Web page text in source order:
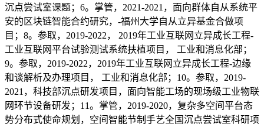
沉点尝试室课题；6。掌管，2021-2021，面向群体自从系统平
安的区块链智能合约研究，-福州大学自从立异基金合做项
目；8。参取，2019-2022， 2019年工业互联网立异成长工程-
工业互联网平台试验测试系统扶植项目， 工业和消息化部；
9。参取，2019-2022，2019年工业互联网立异成长工程-边缘
和谈解析及办理项目， 工业和消息化部；10。参取，2019-
2021，科技部沉点研发项目，面向智能工场的现场级工业物联
网环节设备研发；11。掌管，2019-2020，复杂多空间平台态
势分布式使命规划，空间智能节制手艺全国沉点尝试室科研项